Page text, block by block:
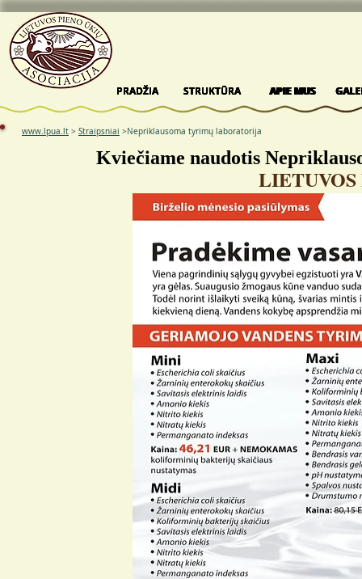
APIE MUS
STRUKTŪRA
PRADŽIA STRUKTŪRA APIE MUS
PRADŽIA
PRADŽIA STRUKTŪRA APIE MUS
PRADŽIA STRUKTŪRA APIE MUS
PRADŽIA STRUKTŪRA APIE MUS
Kviečiame naudotis
www.lpua.lt > Straipsniai >Nepriklausoma tyrimų laboratorija